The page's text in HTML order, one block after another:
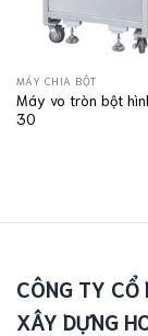
MÁY CHIA BỘT
Máy vo tròn bột
30
CÔNG TY
XÂY DỰNG